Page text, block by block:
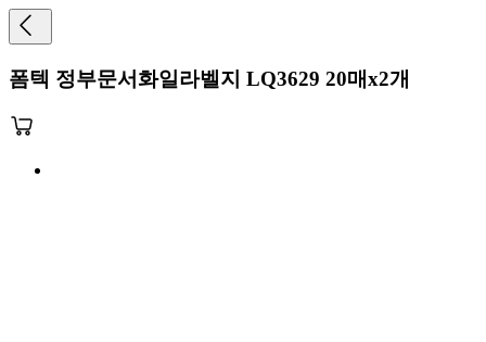
폼텍 정부문서화일라벨지 LQ3629 20매x2개